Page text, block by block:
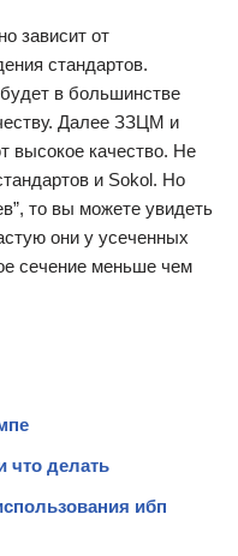
зависит от
стандартов.
в большинстве
Далее ЗЗЦМ и
высокое качество. Не
и Sokol. Но
то вы можете увидеть
они у усеченных
сечение меньше чем
что делать
ибп